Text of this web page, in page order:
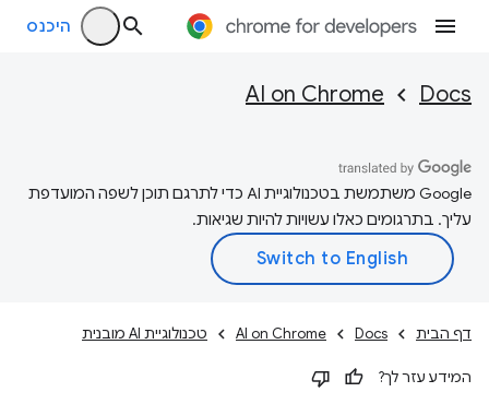
היכנס
Docs
AI on Chrome
‫Google משתמשת בטכנולוגיית AI כדי לתרגם תוכן לשפה המועדפת
עליך. בתרגומים כאלו עשויות להיות שגיאות.
דף הבית Docs
AI on Chrome טכנולוגיית AI מובנית
המידע עזר לך?